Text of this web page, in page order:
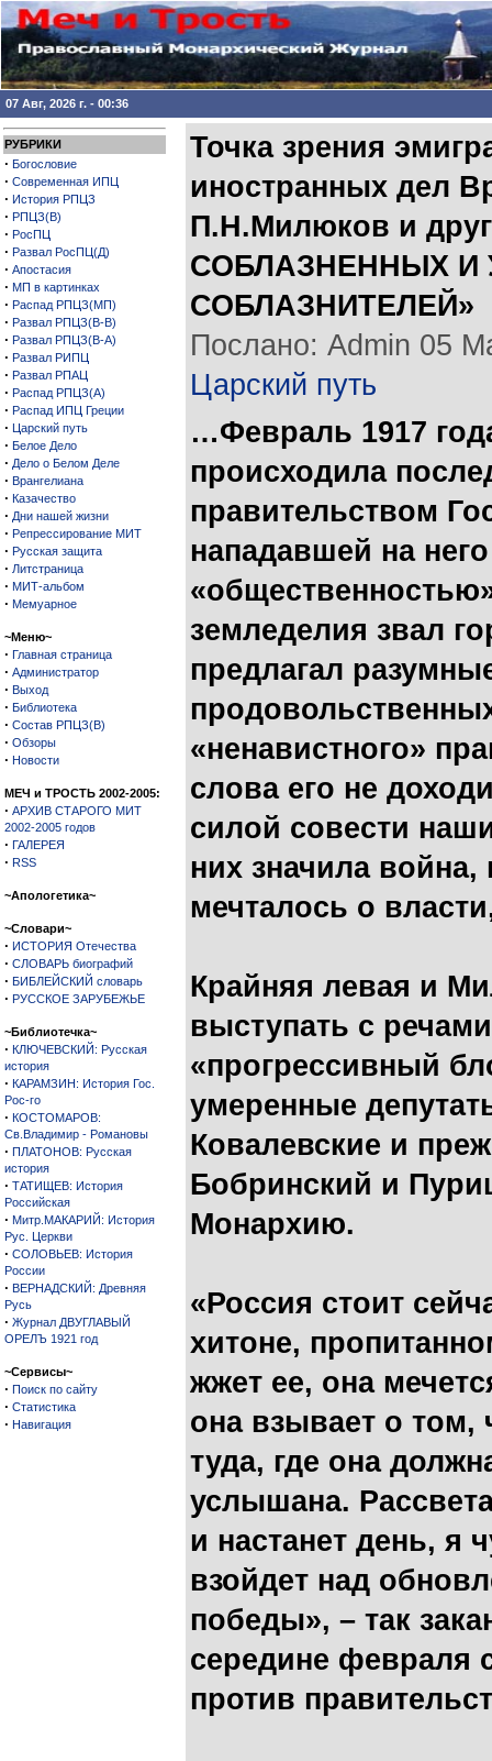
07 Авг, 2026 г. - 00:36
РУБРИКИ
· Богословие
· Современная ИПЦ
· История РПЦЗ
· РПЦЗ(В)
· РосПЦ
· Развал РосПЦ(Д)
· Апостасия
· МП в картинках
· Распад РПЦЗ(МП)
· Развал РПЦЗ(В-В)
· Развал РПЦЗ(В-А)
· Развал РИПЦ
· Развал РПАЦ
· Распад РПЦЗ(А)
· Распад ИПЦ Греции
· Царский путь
· Белое Дело
· Дело о Белом Деле
· Врангелиана
· Казачество
· Дни нашей жизни
· Репрессирование МИТ
· Русская защита
· Литстраница
· МИТ-альбом
· Мемуарное
~Меню~
· Главная страница
· Администратор
· Выход
· Библиотека
· Состав РПЦЗ(В)
· Обзоры
· Новости
МЕЧ и ТРОСТЬ 2002-2005:
· АРХИВ СТАРОГО МИТ
2002-2005 годов
· ГАЛЕРЕЯ
· RSS
~Апологетика~
~Словари~
· ИСТОРИЯ Отечества
· СЛОВАРЬ биографий
· БИБЛЕЙСКИЙ словарь
· РУССКОЕ ЗАРУБЕЖЬЕ
~Библиотечка~
· КЛЮЧЕВСКИЙ: Русская
история
· КАРАМЗИН: История Гос.
Рос-го
· КОСТОМАРОВ:
Св.Владимир - Романовы
· ПЛАТОНОВ: Русская
история
· ТАТИЩЕВ: История
Российская
· Митр.МАКАРИЙ: История
Рус. Церкви
· СОЛОВЬЕВ: История
России
· ВЕРНАДСКИЙ: Древняя
Русь
· Журнал ДВУГЛАВЫЙ
ОРЕЛЪ 1921 год
~Сервисы~
· Поиск по сайту
· Статистика
· Навигация
Точка зрения
иностранных дел
П.Н.Милюков и
СОБЛАЗНЕННЫХ И
СОБЛАЗНИТЕЛЕЙ»
Послано: Admin 05
Царский путь
…Февраль 1917
происходила
правительством
нападавшей на
земледелия звал
предлагал
«ненавистного»
слова его не
силой совести
них значила война,
мечталось о
Крайняя левая и
выступать с
«прогрессивный
умеренные
Ковалевские и
Бобринский и
Монархию.
«Россия стоит
хитоне,
жжет ее, она
она взывает о том,
туда, где она
услышана.
и настанет день, я
взойдет над
победы», – так
середине февраля
против